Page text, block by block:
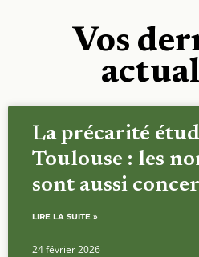
Vos
La précarité
Toulouse : les
sont aussi
LIRE LA SUITE »
24 février 2026